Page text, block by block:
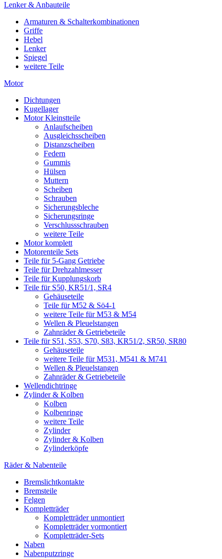
Lenker & Anbauteile
Armaturen & Schalterkombinationen
Griffe
Hebel
Lenker
Spiegel
weitere Teile
Motor
Dichtungen
Kugellager
Motor Kleinstteile
Anlaufscheiben
Ausgleichsscheiben
Distanzscheiben
Federn
Gummis
Hülsen
Muttern
Scheiben
Schrauben
Sicherungsbleche
Sicherungsringe
Verschlussschrauben
weitere Teile
Motor komplett
Motorenteile Sets
Teile für 5-Gang Getriebe
Teile für Drehzahlmesser
Teile für Kupplungskorb
Teile für S50, KR51/1, SR4
Gehäuseteile
Teile für M52 & Sö4-1
weitere Teile für M53 & M54
Wellen & Pleuelstangen
Zahnräder & Getriebeteile
Teile für S51, S53, S70, S83, KR51/2, SR50, SR80
Gehäuseteile
weitere Teile für M531, M541 & M741
Wellen & Pleuelstangen
Zahnräder & Getriebeteile
Wellendichtringe
Zylinder & Kolben
Kolben
Kolbenringe
weitere Teile
Zylinder
Zylinder & Kolben
Zylinderköpfe
Räder & Nabenteile
Bremslichtkontakte
Bremsteile
Felgen
Kompletträder
Kompletträder unmontiert
Kompletträder vormontiert
Kompletträder-Sets
Naben
Nabenputzringe